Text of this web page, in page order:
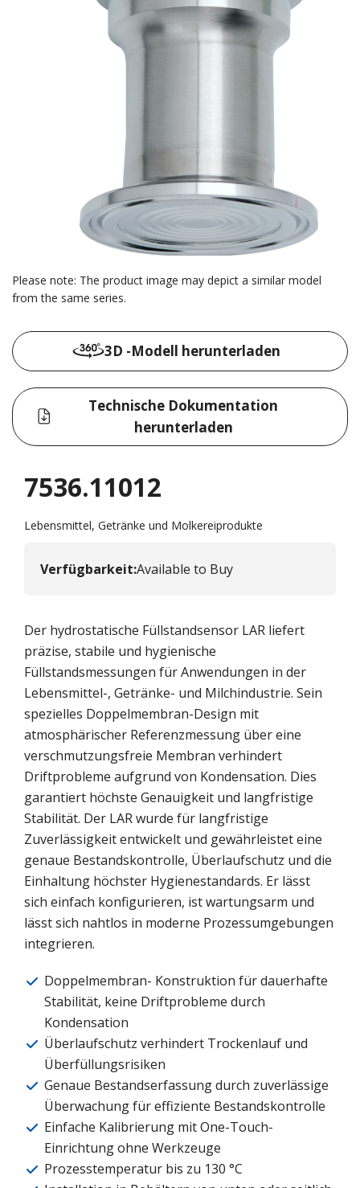
Please note: The product image may depict a similar model
from the same series.
3D -Modell herunterladen
Technische Dokumentation
herunterladen
7536.11012
Lebensmittel, Getränke und Molkereiprodukte
Verfügbarkeit:Available to Buy
Der hydrostatische Füllstandsensor LAR liefert
präzise, stabile und hygienische
Füllstandsmessungen für Anwendungen in der
Lebensmittel-, Getränke- und Milchindustrie. Sein
spezielles Doppelmembran-Design mit
atmosphärischer Referenzmessung über eine
verschmutzungsfreie Membran verhindert
Driftprobleme aufgrund von Kondensation. Dies
garantiert höchste Genauigkeit und langfristige
Stabilität. Der LAR wurde für langfristige
Zuverlässigkeit entwickelt und gewährleistet eine
genaue Bestandskontrolle, Überlaufschutz und die
Einhaltung höchster Hygienestandards. Er lässt
sich einfach konfigurieren, ist wartungsarm und
lässt sich nahtlos in moderne Prozessumgebungen
integrieren.
Doppelmembran- Konstruktion für dauerhafte
Stabilität, keine Driftprobleme durch
Kondensation
Überlaufschutz verhindert Trockenlauf und
Überfüllungsrisiken
Genaue Bestandserfassung durch zuverlässige
Überwachung für effiziente Bestandskontrolle
Einfache Kalibrierung mit One-Touch-
Einrichtung ohne Werkzeuge
Prozesstemperatur bis zu 130 °C